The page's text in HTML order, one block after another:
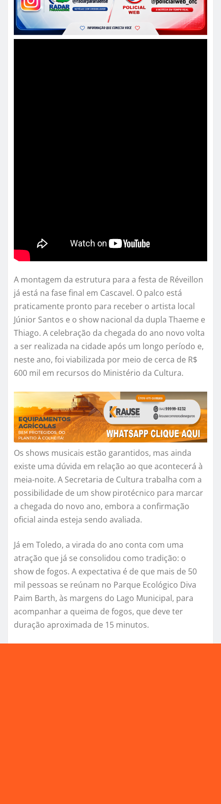
A montagem da estrutura para a festa de Réveillon
já está na fase final em Cascavel. O palco está
praticamente pronto para receber o artista local
Júnior Santos e o show nacional da dupla Thaeme e
Thiago. A celebração da chegada do ano novo volta
a ser realizada na cidade após um longo período e,
neste ano, foi viabilizada por meio de cerca de R$
600 mil em recursos do Ministério da Cultura.
Os shows musicais estão garantidos, mas ainda
existe uma dúvida em relação ao que acontecerá à
meia-noite. A Secretaria de Cultura trabalha com a
possibilidade de um show pirotécnico para marcar
a chegada do novo ano, embora a confirmação
oficial ainda esteja sendo avaliada.
Já em Toledo, a virada do ano conta com uma
atração que já se consolidou como tradição: o
show de fogos. A expectativa é de que mais de 50
mil pessoas se reúnam no Parque Ecológico Diva
Paim Barth, às margens do Lago Municipal, para
acompanhar a queima de fogos, que deve ter
duração aproximada de 15 minutos.